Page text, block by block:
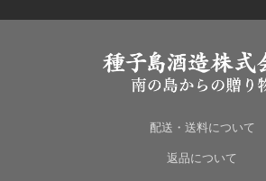
配送・送料について
返品について